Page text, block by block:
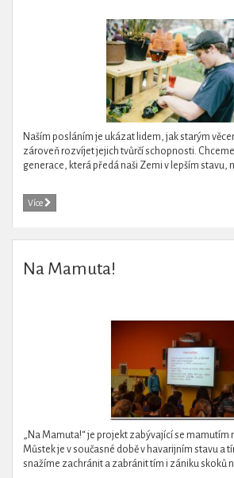
Naším posláním je ukázat lidem, jak starým
zároveň rozvíjet jejich tvůrčí schopnosti.
generace, která předá naši Zemi v lepším stavu,
Více
Na Mamuta!
„Na Mamuta!“ je projekt zabývající se mamutím
Můstek je v současné době v havarijním stavu a
snažíme zachránit a zabránit tím i zániku skoků